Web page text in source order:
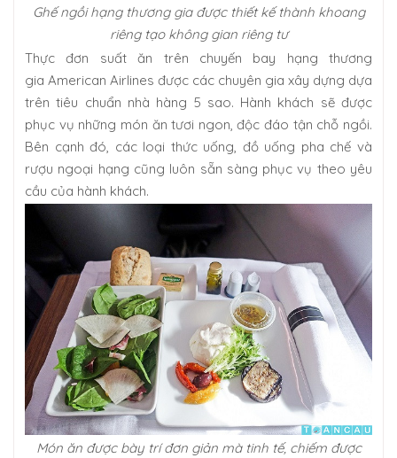
Ghế ngồi hạng thương gia được thiết kế thành khoang
riêng tạo không gian riêng tư
Thực đơn suất ăn trên chuyến bay hạng thương
gia American Airlines được các chuyên gia xây dựng dựa
trên tiêu chuẩn nhà hàng 5 sao. Hành khách sẽ được
phục vụ những món ăn tươi ngon, độc đáo tận chỗ ngồi.
Bên cạnh đó, các loại thức uống, đồ uống pha chế và
rượu ngoại hạng cũng luôn sẵn sàng phục vụ theo yêu
cầu của hành khách.
Món ăn được bày trí đơn giản mà tinh tế, chiếm được